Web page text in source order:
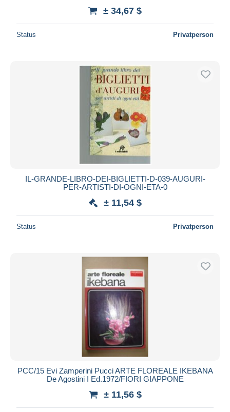
± 34,67 $
Status Privatperson
IL-GRANDE-LIBRO-DEI-BIGLIETTI-D-039-AUGURI-
PER-ARTISTI-DI-OGNI-ETA-0
± 11,54 $
Status Privatperson
PCC/15 Evi Zamperini Pucci ARTE FLOREALE IKEBANA
De Agostini I Ed.1972/FIORI GIAPPONE
± 11,56 $